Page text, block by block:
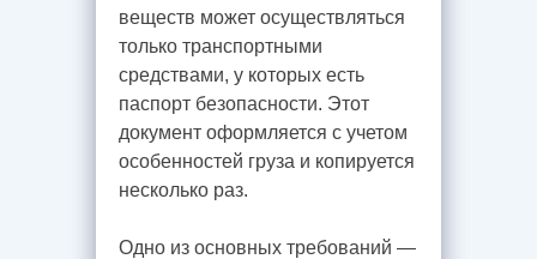
веществ может осуществляться
только транспортными
средствами, у которых есть
паспорт безопасности. Этот
документ оформляется с учетом
особенностей груза и копируется
несколько раз.
Одно из основных требований —